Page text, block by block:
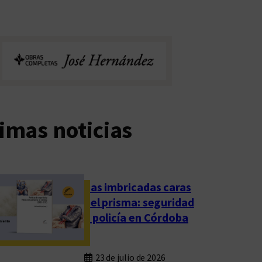
noticias
Las imbricadas caras
del prisma: seguridad
y policía en Córdoba
23 de julio de 2026